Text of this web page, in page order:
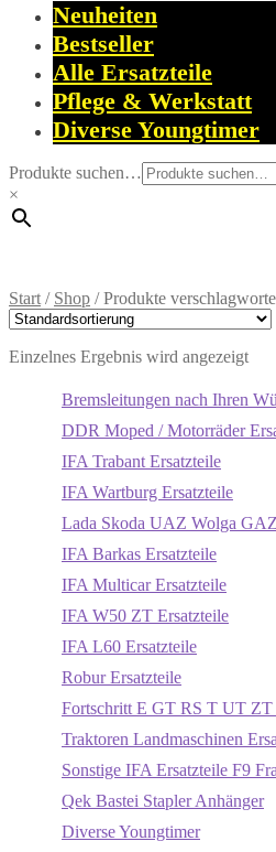
Neuheiten
Bestseller
Alle Ersatzteile
Pflege & Werkstatt
Diverse Youngtimer
Produkte suchen…
×
Start / Shop /Produkte
Einzelnes Ergebnis wird angezeigt
Bremsleitungen nach Ihren
DDR Moped / Motorräder
IFA Trabant Ersatzteile
IFA Wartburg Ersatzteile
Lada Skoda UAZ Wolga
IFA Barkas Ersatzteile
IFA Multicar Ersatzteile
IFA W50 ZT Ersatzteile
IFA L60 Ersatzteile
Robur Ersatzteile
Fortschritt E GT RS T UT ZT
Traktoren Landmaschinen
Sonstige IFA Ersatzteile F9
Qek Bastei Stapler Anhänger
Diverse Youngtimer